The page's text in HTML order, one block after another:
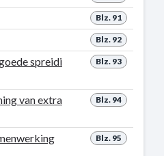
Blz. 91
Blz. 92
Blz. 93
spreidi
Blz. 94
van extra
Blz. 95